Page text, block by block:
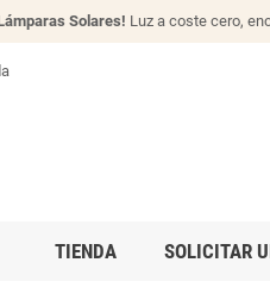
Solares! Luz a coste cero,
TIENDA SOLICITAR